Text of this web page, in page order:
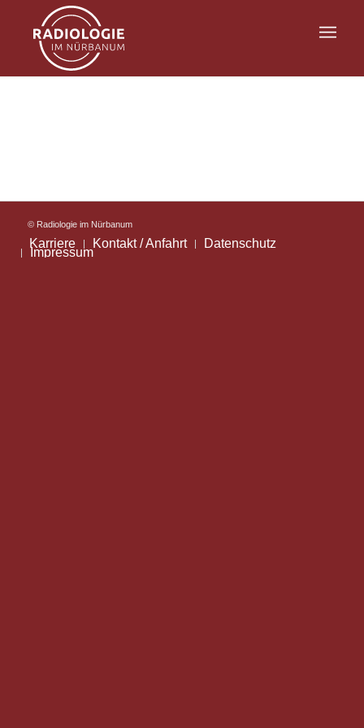
© Radiologie im Nürbanum
Karriere Kontakt / Anfahrt Datenschutz
Impressum